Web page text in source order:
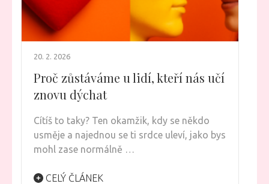
20. 2. 2026
Proč zůstáváme u lidí, kteří nás učí
znovu dýchat
Cítíš to taky? Ten okamžik, kdy se někdo
usměje a najednou se ti srdce uleví, jako bys
mohl zase normálně …
CELÝ ČLÁNEK